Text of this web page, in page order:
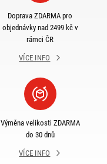
Doprava ZDARMA pro
objednávky nad 2499 kč v
rámci ČR
VÍCE INFO
Výměna velikosti ZDARMA
do 30 dnů
VÍCE INFO